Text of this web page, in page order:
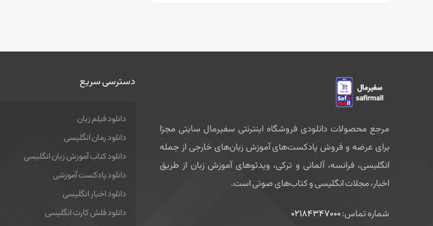
مرجع محصولات دانلودی فروشگاه اینترنتی سفیرمال سایتی مجزا
برای عرضه و فروش پادکست‌های آموزش زبان‌های خارجی از جمله
انگلیسی، فرانسه، آلمانی و ترکی، ویدئوهای آموزش زبان از طریق
اخبار، مجلات انگلیسی و کتاب‌های صوتی است.
شماره تماس:02184347000
دسترسی سریع
دانلود فیلم زبان
دانلود رمان انگلیسی
دانلود کتاب آموزش زبان انگلیسی
دانلود پادکست آموزشی
دانلود اخبار انگلیسی
دانلود فلش کارت انگلیسی